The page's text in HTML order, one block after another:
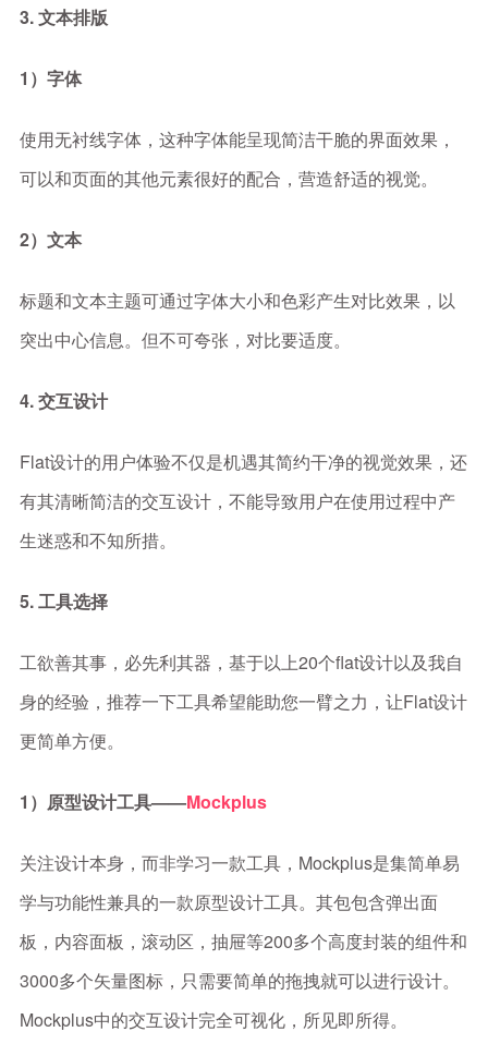
3. 文本排版
1）字体
使用无衬线字体，这种字体能呈现简洁干脆的界面效果，
可以和页面的其他元素很好的配合，营造舒适的视觉。
2）文本
标题和文本主题可通过字体大小和色彩产生对比效果，以
突出中心信息。但不可夸张，对比要适度。
4. 交互设计
Flat设计的用户体验不仅是机遇其简约干净的视觉效果，还
有其清晰简洁的交互设计，不能导致用户在使用过程中产
生迷惑和不知所措。
5. 工具选择
工欲善其事，必先利其器，基于以上20个flat设计以及我自
身的经验，推荐一下工具希望能助您一臂之力，让Flat设计
更简单方便。
1）原型设计工具——Mockplus
关注设计本身，而非学习一款工具，Mockplus是集简单易
学与功能性兼具的一款原型设计工具。其包包含弹出面
板，内容面板，滚动区，抽屉等200多个高度封装的组件和
3000多个矢量图标，只需要简单的拖拽就可以进行设计。
Mockplus中的交互设计完全可视化，所见即所得。